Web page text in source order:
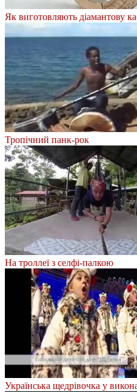
Як виготовляють діамантову
Тропічний панк-рок
На троллеї з селфі-палкою
Українська щедрівочка у